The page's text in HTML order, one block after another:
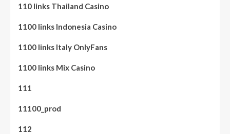
110 links Thailand Casino
1100 links Indonesia Casino
1100 links Italy OnlyFans
1100 links Mix Casino
111
11100_prod
112